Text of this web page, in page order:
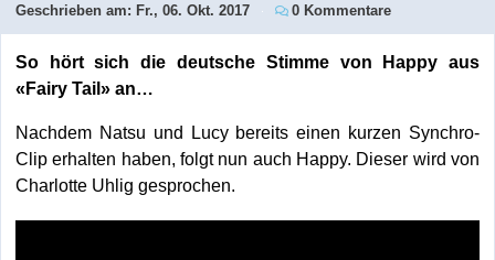
Geschrieben am: Fr., 06. Okt. 2017 0 Kommentare
So hört sich die deutsche Stimme von Happy aus
«Fairy Tail» an…
Nachdem Natsu und Lucy bereits einen kurzen Synchro-
Clip erhalten haben, folgt nun auch Happy. Dieser wird von
Charlotte Uhlig gesprochen.